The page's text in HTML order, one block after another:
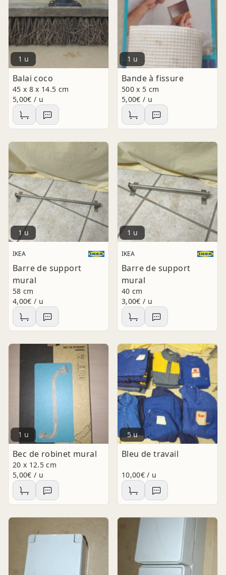
1 u
Balai coco
45 x 8 x 14.5 cm
5,00€ / u
1 u
Bande à fissure
500 x 5 cm
5,00€ / u
1 u
IKEA
Barre de support
mural
58 cm
4,00€ / u
1 u
IKEA
Barre de support
mural
40 cm
3,00€ / u
1 u
Bec de robinet mural
20 x 12.5 cm
5,00€ / u
5 u
Bleu de travail
10,00€ / u